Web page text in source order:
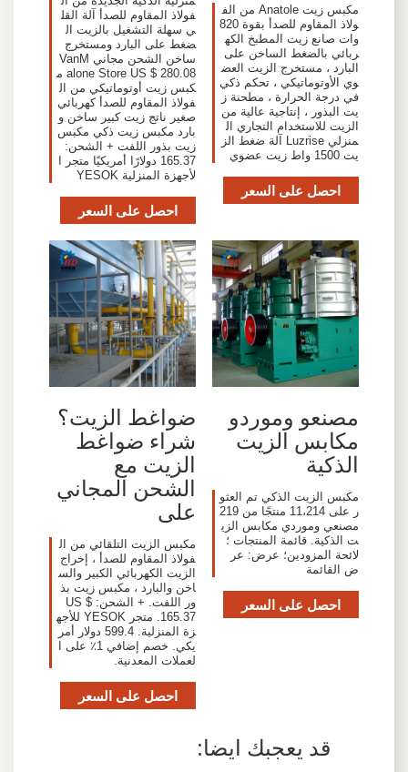
مكبس زيت Anatole من الف
ولاذ المقاوم للصدأ بقوة 820
وات صانع زيت المطبخ الكه
ربائي بالضغط الساخن على
البارد ، مستخرج الزيت العض
وي الأوتوماتيكي ، تحكم ذكي
في درجة الحرارة ، مطحنة ز
يت البذور ، إنتاجية عالية من
الزيت للاستخدام التجاري ال
منزلي Luzrise آلة ضغط الز
يت 1500 واط زيت عضوي
احصل على السعر
فولاذ المقاوم للصدأ آلة القل
ي سهلة التشغيل بالزيت ال
ضغط على البارد ومستخرج
ساخن الشحن مجاني VanM
alone Store US $ 280.08 م
كبس زيت أوتوماتيكي من ال
فولاذ المقاوم للصدأ كهربائي
صغير ناتج زيت كبير ساخن و
بارد مكبس زيت ذكي مكبس
زيت بذور اللفت + الشحن:
165.37 دولارًا أمريكيًا متجر ا
لأجهزة المنزلية YESOK
احصل على السعر
مصنعو وموردو
مكابس الزيت
الذكية
مكبس الزيت الذكي تم العثو
ر على 11،214 منتجًا من 219
مصنعي وموردي مكابس الزي
ت الذكية. قائمة المنتجات ؛
لائحة المزودين؛ عرض: عر
ض القائمة
احصل على السعر
ضواغط الزيت؟
شراء ضواغط
الزيت مع
الشحن المجاني
على
مكبس الزيت التلقائي من ال
فولاذ المقاوم للصدأ ، إخراج
الزيت الكهربائي الكبير والس
اخن والبارد ، مكبس زيت بذ
ور اللفت. + الشحن: US $
165.37. متجر YESOK للأجه
زة المنزلية. 599.4 دولار أمر
يكي. خصم إضافي 1٪ على ا
لعملات المعدنية.
احصل على السعر
قد يعجبك ايضا: